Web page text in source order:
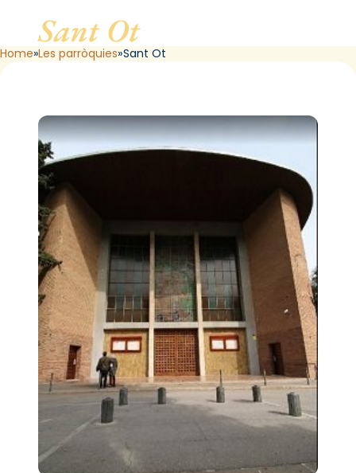
Sant Ot, de Barcelona
Home Les parròquies Sant Ot